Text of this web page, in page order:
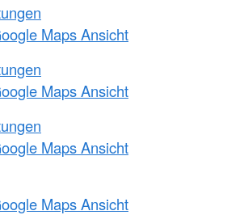
Maps Ansicht
Maps Ansicht
Maps Ansicht
Maps Ansicht